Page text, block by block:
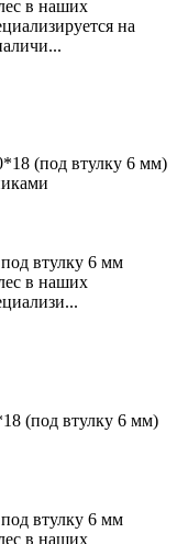
в наших
на
втулку 6 мм
в наших
втулку 6 мм
в наших